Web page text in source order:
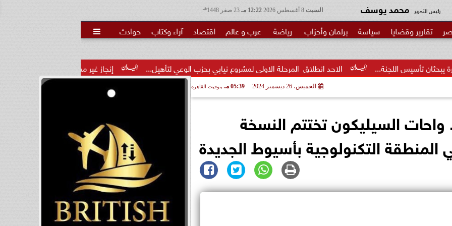
السبت 12:22 مـ هـ رئيس التحرير محمد يوسف
تقارير وقضايا سياسة برلمان وأحزاب رياضة عرب و عالم اقتصاد آراء وكتاب حوادث 
إنجاز غير مسبوق.. منتخب الناشئات يهزم الصين الاحد انطلاق  المرحلة الاولى لمشروع نيابي بحزب الوعي لتأهيل...
الخميس، 26 ديسمبر 2024 05:39 مـ بتوقيت القاهرة
٢٢٠ مشاركا.. واحات السيليكون تختتم النسخة
التكنولوجية بأسيوط الجديدة